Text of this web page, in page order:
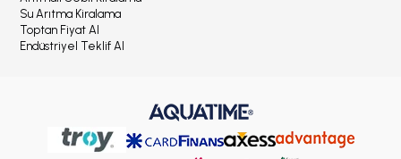
Su Arıtma Kiralama
Toptan Fiyat Al
Endüstriyel Teklif Al